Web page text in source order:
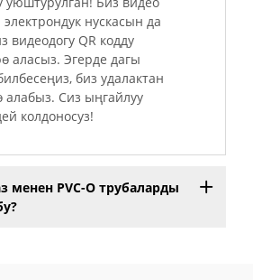
нускасын да
видеодогу QR кодду
аласыз. Эгерде дагы
биз удалактан
алабыз. Сиз ыңгайлуу
колдоносуз!
менен PVC-O трубаларды